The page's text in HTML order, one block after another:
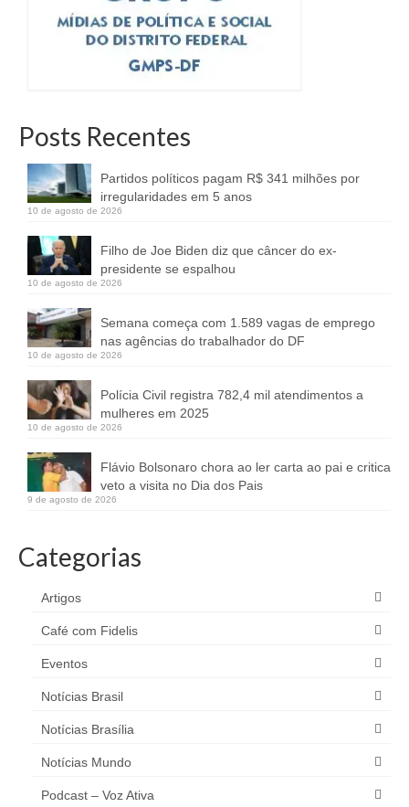
Posts Recentes
Partidos políticos pagam R$ 341 milhões por
irregularidades em 5 anos
10 de agosto de 2026
Filho de Joe Biden diz que câncer do ex-
presidente se espalhou
10 de agosto de 2026
Semana começa com 1.589 vagas de emprego
nas agências do trabalhador do DF
10 de agosto de 2026
Polícia Civil registra 782,4 mil atendimentos a
mulheres em 2025
10 de agosto de 2026
Flávio Bolsonaro chora ao ler carta ao pai e critica
veto a visita no Dia dos Pais
9 de agosto de 2026
Categorias
Artigos
Café com Fidelis
Eventos
Notícias Brasil
Notícias Brasília
Notícias Mundo
Podcast – Voz Ativa